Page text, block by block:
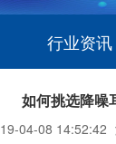
行业资讯
如何挑选降噪
04-08 14:52:42